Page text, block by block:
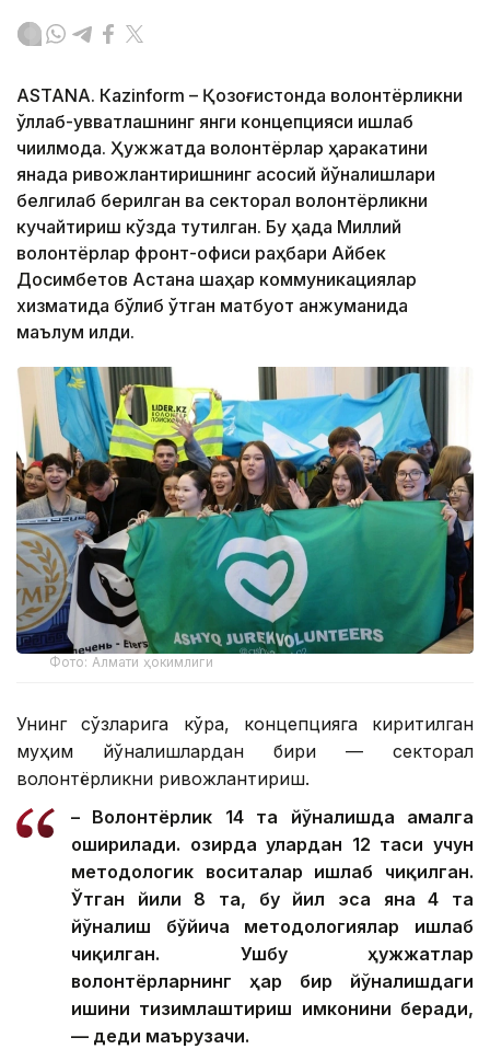
ASTANА. Кazinform – Қозоғистонда волонтёрликни
қўллаб-қувватлашнинг янги концепцияси ишлаб
чиқилмоқда. Ҳужжатда волонтёрлар ҳаракатини
янада ривожлантиришнинг асосий йўналишлари
белгилаб берилган ва секторал волонтёрликни
кучайтириш кўзда тутилган. Бу ҳақда Миллий
волонтёрлар фронт-офиси раҳбари Айбек
Досимбетов Астана шаҳар коммуникациялар
хизматида бўлиб ўтган матбуот анжуманида
маълум қилди.
Фото: Алмати ҳокимлиги
Унинг сўзларига кўра, концепцияга киритилган
муҳим йўналишлардан бири — секторал
волонтёрликни ривожлантириш.
– Волонтёрлик 14 та йўналишда амалга
оширилади. Ҳозирда улардан 12 таси учун
методологик воситалар ишлаб чиқилган.
Ўтган йили 8 та, бу йил эса яна 4 та
йўналиш бўйича методологиялар ишлаб
чиқилган. Ушбу ҳужжатлар
волонтёрларнинг ҳар бир йўналишдаги
ишини тизимлаштириш имконини беради,
— деди маърузачи.